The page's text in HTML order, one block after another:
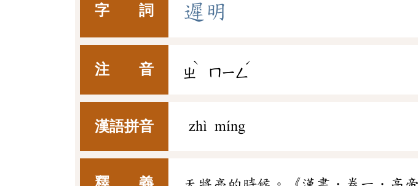
字 詞 遲 明
注 音 ㄓ
ˋ
ㄇㄧㄥ
ˊ
漢語拼音 zhì míng